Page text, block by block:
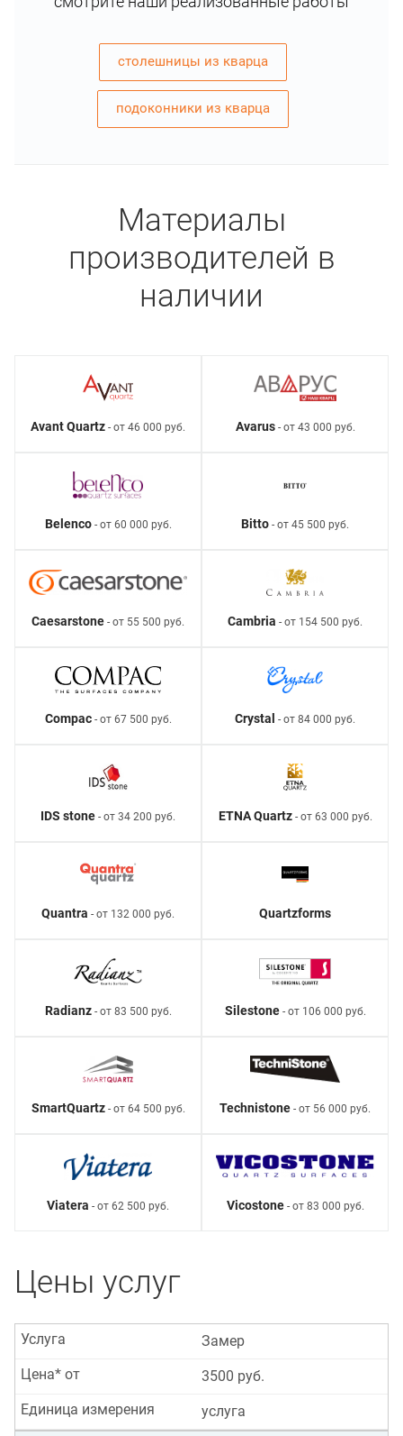
столешницы из кварца
подоконники из кварца
Материалы
производителей в
наличии
Avant Quartz - от 46 000 руб. Avarus- от 43 000 руб.
Belenco- от 60 000 руб. Bitto - от 45 500 руб.
Caesarstone - от 55 500 руб. Cambria - от 154 500 руб.
Compac- от 67 500 руб. Crystal - от 84 000 руб.
IDS stone - от 34 200 руб. ETNA Quartz- от 63 000 руб.
Quantra - от 132 000 руб. Quartzforms
Radianz- от 83 500 руб. Silestone- от 106 000 руб.
SmartQuartz- от 64 500 руб. Technistone - от 56 000 руб.
Viatera - от 62 500 руб. Vicostone- от 83 000 руб.
Цены услуг
Замер
Услуга
3500 руб.
Цена* от
услуга
Единица измерения